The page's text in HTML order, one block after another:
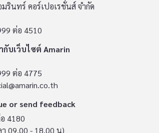
รินทร์ คอร์เปอเรชั่นส์ จำกัด
ต่อ 4510
บเว็บไซต์ Amarin
ต่อ 4775
or send feedback
4180
09.00 - 18.00 น)